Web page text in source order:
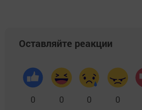
Оставляйте реакции
0 0 0 0